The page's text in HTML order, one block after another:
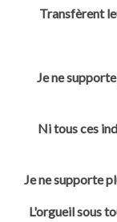
Transfèrent
Je ne
Ni tous ces
Je ne supporte
L'orgueil sous